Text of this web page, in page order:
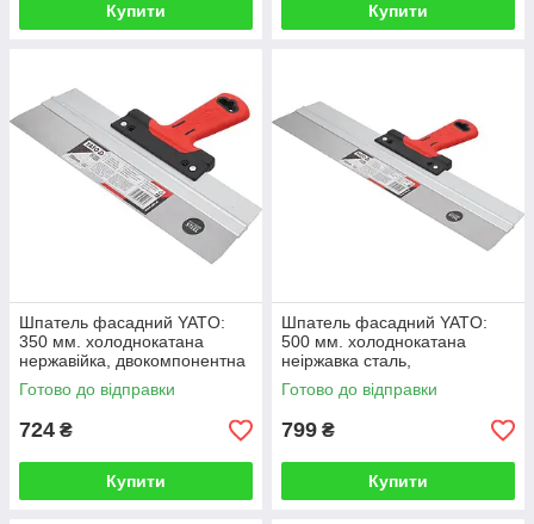
Купити Купити
Шпатель фасадний YATO:
350 мм. холоднокатана
нержавійка, двокомпонентна
ручка
Готово до відправки
724 ₴
Купити
Шпатель фасадний YATO:
500 мм. холоднокатана
неіржавка сталь,
двокомпонентна ручка
Готово до відправки
799 ₴
Купити